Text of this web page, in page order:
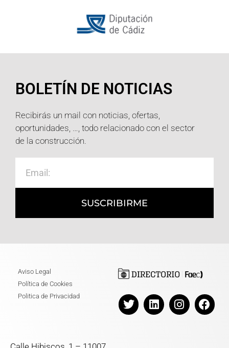
BOLETÍN DE NOTICIAS
Recibirás un mail con noticias, ofertas,
oportunidades, …, todo relacionado con el sector
de la construcción.
SUSCRIBIRME
Aviso Legal
Política de Cookies
Politica de Privacidad